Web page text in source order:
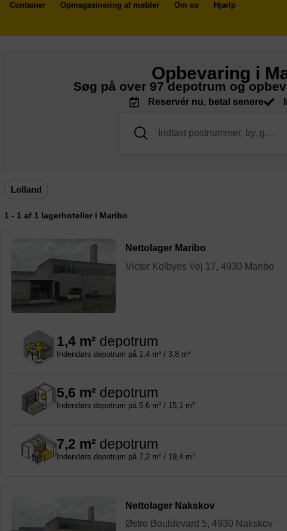
Container Opmagasinering af møbler Om os Hjælp
Opbevaring i
Søg på over 97 depotrum og
Reservér nu, betal senere
Lolland
1 - 1 af 1 lagerhoteller i Maribo
Nettolager Maribo
Victor Kolbyes Vej 17, 4930 Maribo
1,4 m² depotrum
Indendørs depotrum på 1,4 m² / 3,8 m³
5,6 m² depotrum
Indendørs depotrum på 5,6 m² / 15,1 m³
7,2 m² depotrum
Indendørs depotrum på 7,2 m² / 19,4 m³
Nettolager Nakskov
Østre Bouldevard 5, 4930 Nakskov